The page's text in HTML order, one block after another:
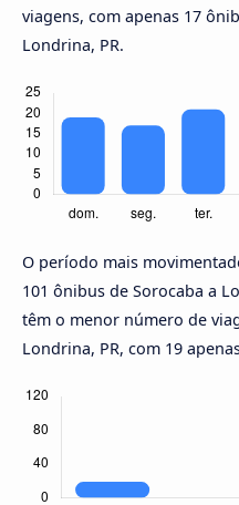
viagens, com apenas 17
Londrina, PR.
O período mais
101 ônibus de Sorocaba a
têm o menor número de
Londrina, PR, com 19